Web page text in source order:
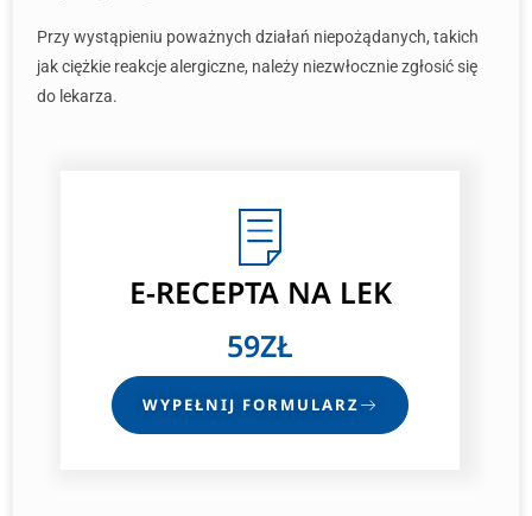
Przy wystąpieniu poważnych działań niepożądanych, takich
jak ciężkie reakcje alergiczne, należy niezwłocznie zgłosić się
do lekarza.
E-RECEPTA NA LEK
59ZŁ
WYPEŁNIJ FORMULARZ